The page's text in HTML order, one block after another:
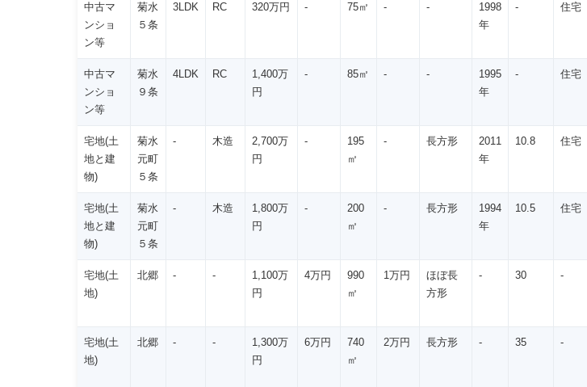
中古マ
ンショ
ン等
菊水
５条
3LDK RC 320万円 - 75㎡ - -
1998
年
- 住宅
中古マ
ンショ
ン等
菊水
９条
4LDK RC
1,400万
円
- 85㎡ - -
1995
年
- 住宅
宅地(土
地と建
物)
菊水
元町
５条
- 木造
2,700万
円
-
195
㎡
- 長方形
2011
年
10.8 住宅
宅地(土
地と建
物)
菊水
元町
５条
- 木造
1,800万
円
-
200
㎡
- 長方形
1994
年
10.5 住宅
宅地(土
地)
北郷 - -
1,100万
円
4万円
990
㎡
1万円
ほぼ長
方形
- 30 -
宅地(土
地)
北郷 - -
1,300万
円
6万円
740
㎡
2万円 長方形 - 35 -